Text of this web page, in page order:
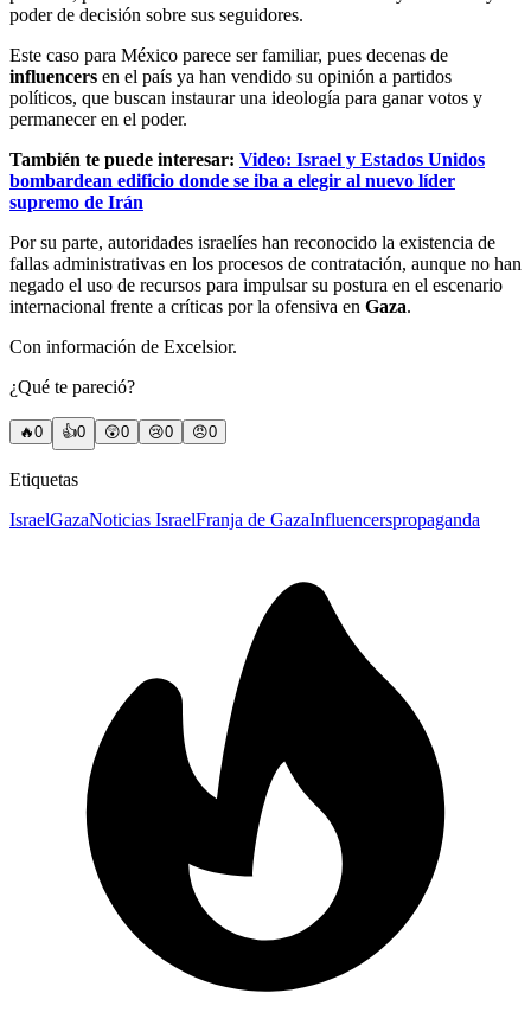
poder de decisión sobre sus seguidores.
Este caso para México parece ser familiar, pues decenas de
influencers en el país ya han vendido su opinión a partidos
políticos, que buscan instaurar una ideología para ganar votos y
permanecer en el poder.
También te puede interesar: Video: Israel y Estados Unidos
bombardean edificio donde se iba a elegir al nuevo líder
supremo de Irán
Por su parte, autoridades israelíes han reconocido la existencia de
fallas administrativas en los procesos de contratación, aunque no han
negado el uso de recursos para impulsar su postura en el escenario
internacional frente a críticas por la ofensiva en Gaza.
Con información de Excelsior.
¿Qué te pareció?
🔥0 👍0 😲0 😢0 😠0
Etiquetas
IsraelGazaNoticias IsraelFranja de GazaInfluencerspropaganda